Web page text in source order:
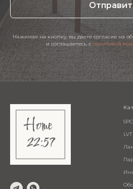
Нажимая на кнопку, вы даете согласие на
и соглашаетесь c политикой